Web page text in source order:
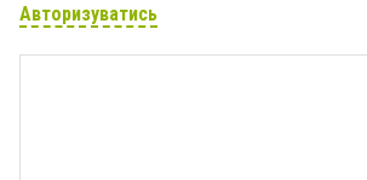
Авторизуватись